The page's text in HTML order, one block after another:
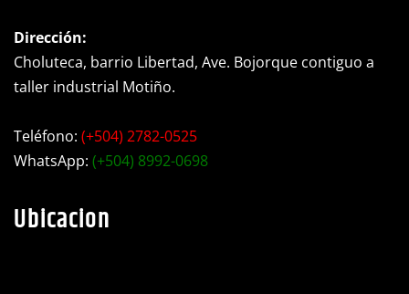
Dirección:
Choluteca, barrio Libertad, Ave. Bojorque contiguo a
taller industrial Motiño.
Teléfono: (+504) 2782-0525
WhatsApp: (+504) 8992-0698
Ubicacion